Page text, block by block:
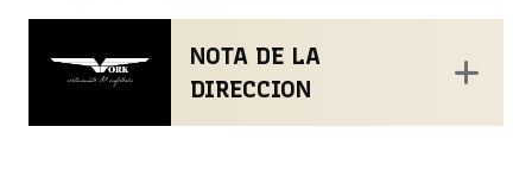
NOTA DE LA
DIRECCION